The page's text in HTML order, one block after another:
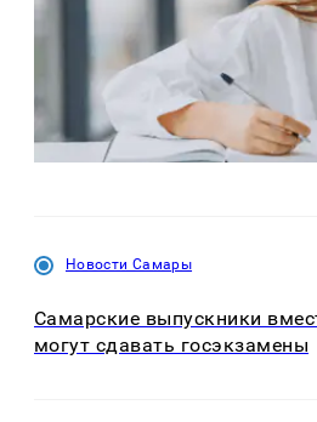
Новости Самары
Самарские выпускники
могут сдавать госэкзамены